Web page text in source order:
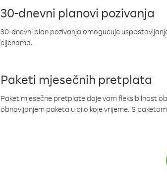
30-dnevni planovi pozivanja
30-dnevni plan pozivanja omogućuje
cijenama.
Paketi mjesečnih pretplata
Paket mjesečne pretplate daje vam fleksibilnost
obnavljanjem paketa u bilo koje vrijeme. S